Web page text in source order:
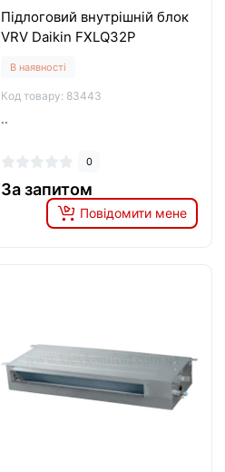
Підлоговий внутрішній блок
VRV Daikin FXLQ32P
В наявності
Код товару: 83443
..
0
За запитом
Повідомити мене